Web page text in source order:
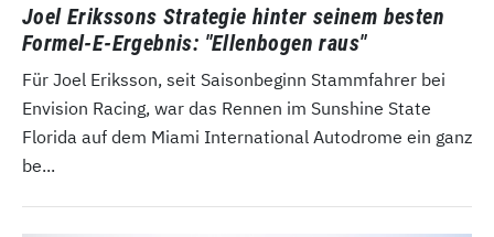
Joel Erikssons Strategie hinter seinem besten
Formel-E-Ergebnis: "Ellenbogen raus"
Für Joel Eriksson, seit Saisonbeginn Stammfahrer bei
Envision Racing, war das Rennen im Sunshine State
Florida auf dem Miami International Autodrome ein ganz
be...